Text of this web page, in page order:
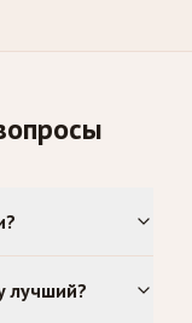
лучший?